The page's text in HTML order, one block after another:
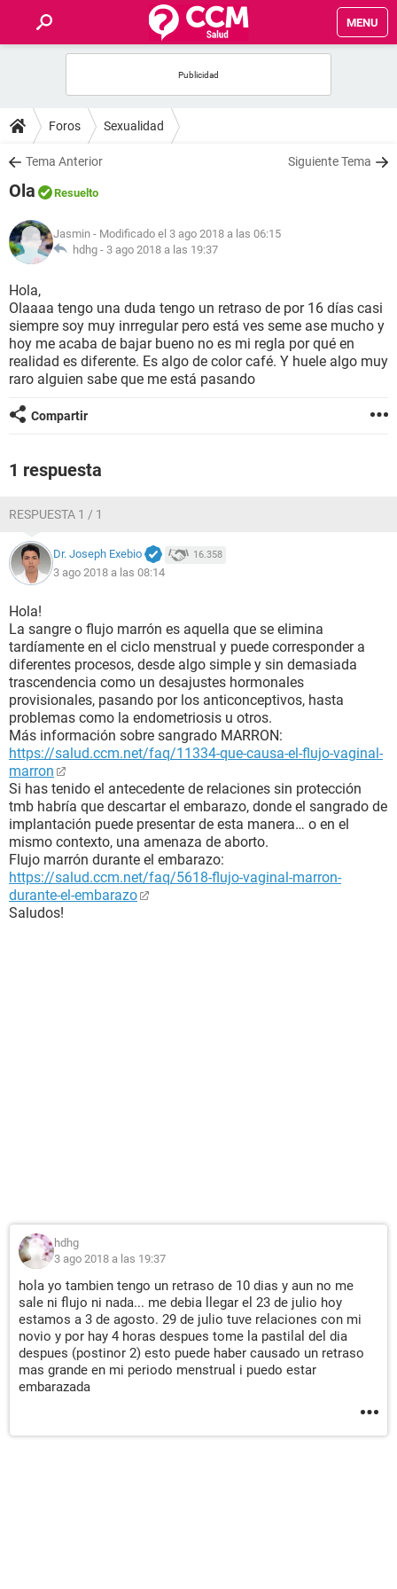
MENU
FOROS
SALUD
FAMILIA
NUTRICIÓN
BIENESTAR
SEXUALIDAD
GLOSARIO
Foros Sexualidad
Tema Anterior Siguiente Tema
Ola Resuelto
Jasmin - Modificado el 3 ago 2018 a las 06:15
hdhg - 3 ago 2018 a las 19:37
Hola,
Olaaaa tengo una duda tengo un retraso de por 16 días casi
siempre soy muy inrregular pero está ves seme ase mucho y
hoy me acaba de bajar bueno no es mi regla por qué en
realidad es diferente. Es algo de color café. Y huele algo muy
raro alguien sabe que me está pasando
Compartir
1 respuesta
RESPUESTA 1 / 1
Dr. Joseph Exebio 16.358
3 ago 2018 a las 08:14
Hola!
La sangre o flujo marrón es aquella que se elimina
tardíamente en el ciclo menstrual y puede corresponder a
diferentes procesos, desde algo simple y sin demasiada
trascendencia como un desajustes hormonales
provisionales, pasando por los anticonceptivos, hasta
problemas como la endometriosis u otros.
Más información sobre sangrado MARRON:
https://salud.ccm.net/faq/11334-que-causa-el-flujo-vaginal-
marron
Si has tenido el antecedente de relaciones sin protección
tmb habría que descartar el embarazo, donde el sangrado de
implantación puede presentar de esta manera… o en el
mismo contexto, una amenaza de aborto.
Flujo marrón durante el embarazo:
https://salud.ccm.net/faq/5618-flujo-vaginal-marron-
durante-el-embarazo
Saludos!
hdhg
3 ago 2018 a las 19:37
hola yo tambien tengo un retraso de 10 dias y aun no me
sale ni flujo ni nada... me debia llegar el 23 de julio hoy
estamos a 3 de agosto. 29 de julio tuve relaciones con mi
novio y por hay 4 horas despues tome la pastilal del dia
despues (postinor 2) esto puede haber causado un retraso
mas grande en mi periodo menstrual i puedo estar
embarazada